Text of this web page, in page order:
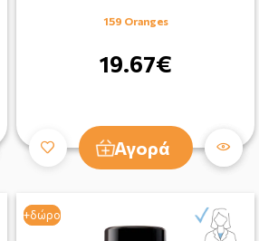
159 Oranges
19.67€
Αγορά
+δώρο
+δώρο